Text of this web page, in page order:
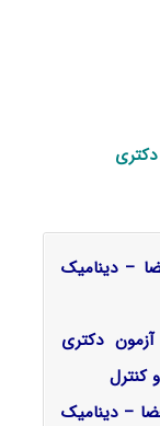
–دینامیک
دکتری
کنترل
– دینامیک